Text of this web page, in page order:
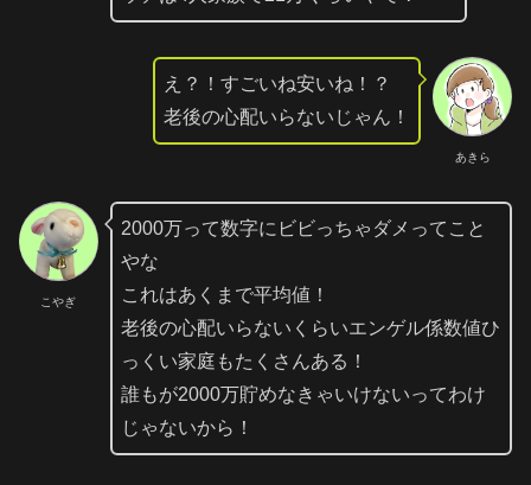
あきら
え？！すごいね安いね！？
老後の心配いらないじゃん！
こやぎ
2000万って数字にビビっちゃダメってこと
やな
これはあくまで平均値！
老後の心配いらないくらいエンゲル係数値ひ
っくい家庭もたくさんある！
誰もが2000万貯めなきゃいけないってわけ
じゃないから！